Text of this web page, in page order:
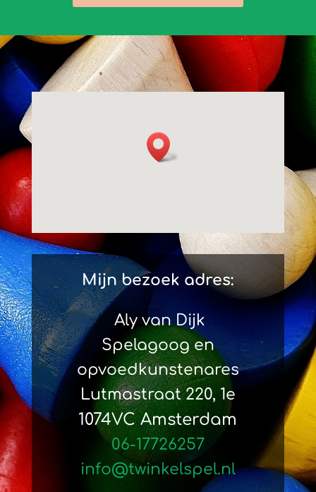
Mijn bezoek adres:
Aly van Dijk
Spelagoog en
opvoedkunstenares
Lutmastraat 220, 1e
1074VC Amsterdam
06-17726257
info@twinkelspel.nl